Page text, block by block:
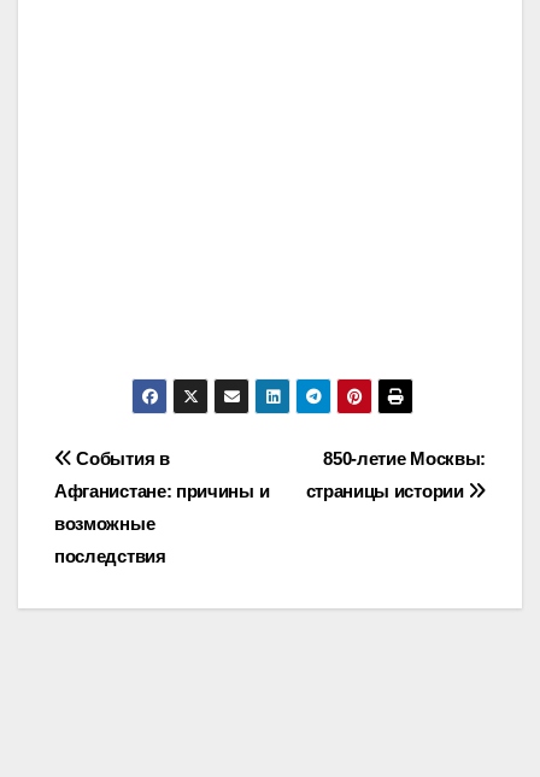
Post
navigation
850-летие Москвы:
страницы истории
Cобытия в
Афганистане: причины и
возможные
последствия